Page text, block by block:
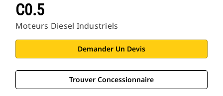
C0.5
Moteurs Diesel Industriels
Demander Un Devis
Trouver Concessionnaire